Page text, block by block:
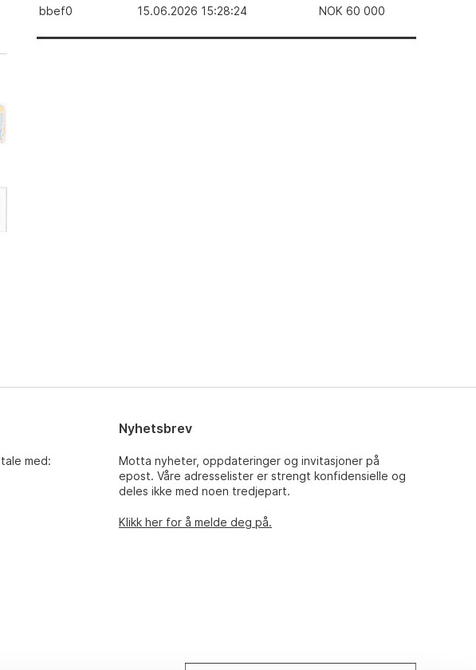
Se bilde i høy oppløsning
bbef0
15.06.2026 15:28:24 NOK60 000
med:
Nyhetsbrev
Motta nyheter, oppdateringer og invitasjoner på
epost. Våre adresselister er strengt konfidensielle og
deles ikke med noen tredjepart.
Klikk her for å melde deg på.